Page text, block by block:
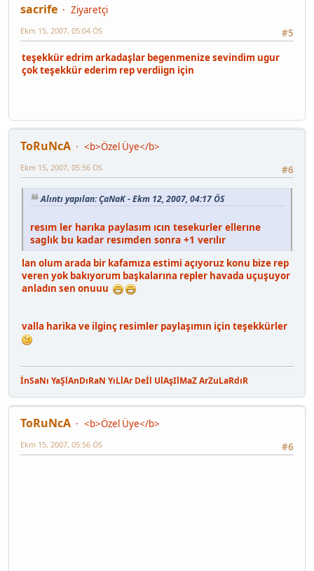
sacrife
Ziyaretçi
#5
Ekm 15, 2007, 05:04 ÖS
teşekkür edrim arkadaşlar begenmenize sevindim ugur
çok teşekkür ederim rep verdiign için
ToRuNcA
<b>Özel Üye</b>
#6
Ekm 15, 2007, 05:56 ÖS
Alıntı yapılan: ÇaNaK - Ekm 12, 2007, 04:17 ÖS
resım ler harıka paylasım ıcın tesekurler ellerıne
saglık bu kadar resımden sonra +1 verılır
lan olum arada bir kafamıza estimi açıyoruz konu bize rep
veren yok bakıyorum başkalarına repler havada uçuşuyor
anladın sen onuuu
valla harika ve ilginç resimler paylaşımın için teşekkürler
İnSaNı YaŞlAnDıRaN YıLlAr Deİl UlAşIlMaZ ArZuLaRdıR
ToRuNcA
<b>Özel Üye</b>
#6
Ekm 15, 2007, 05:56 ÖS